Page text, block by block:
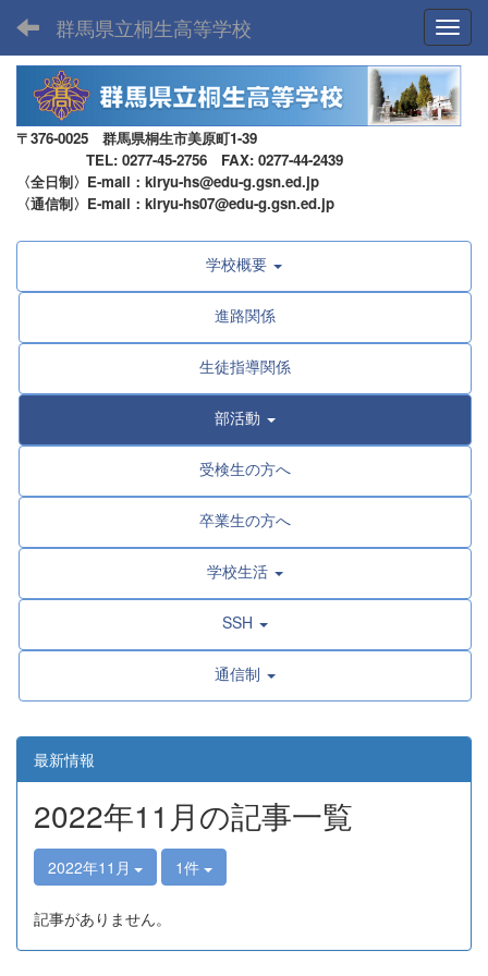
群馬県立桐生高等学校
〒376-0025 群馬県桐生市美原町1-39
TEL: 0277-45-2756 FAX: 0277-44-2439
〈全日制〉E-mail：kiryu-hs@edu-g.gsn.ed.jp
〈通信制〉E-mail：kiryu-hs07@edu-g.gsn.ed.jp
学校概要
進路関係
生徒指導関係
部活動
受検生の方へ
卒業生の方へ
学校生活
SSH
通信制
最新情報
2022年11月の記事一覧
2022年11月 1件
記事がありません。